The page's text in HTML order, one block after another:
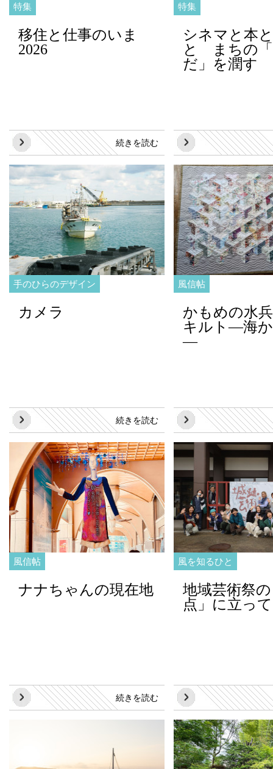
特集
移住と仕事のいま
2026
続きを読む
特集
シネマと本
と まちの
だ」を潤す
手のひらのデザイン
カメラ
続きを読む
風信帖
かもめの水
キルト—海
—
風信帖
ナナちゃんの現在地
続きを読む
風を知るひと
地域芸術祭
点」に立って